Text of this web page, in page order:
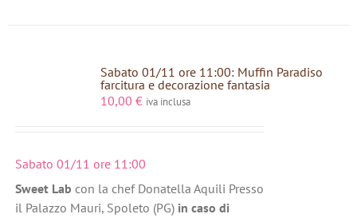
Sabato 01/11 ore 11:00: Muffin Paradiso
farcitura e decorazione fantasia
10,00 € iva inclusa
Sabato 01/11 ore 11:00
Sweet Lab con la chef Donatella Aquili Presso
il Palazzo Mauri, Spoleto (PG) in caso di